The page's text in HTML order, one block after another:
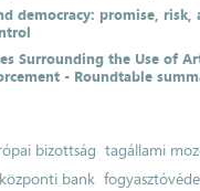
democracy: promise, risk,
Surrounding the Use of
- Roundtable
bizottság tagállami
bank